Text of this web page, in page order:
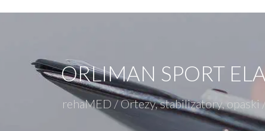
ORLIMAN SPORT
rehaMED /Ortezy, stabilizatory, opaski